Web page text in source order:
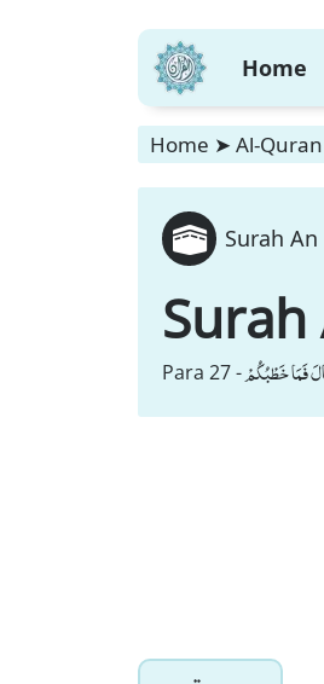
Home
Home ➤ Al-Quran
Surah
Para 27 -فَمَا خَطْبُكُمْ